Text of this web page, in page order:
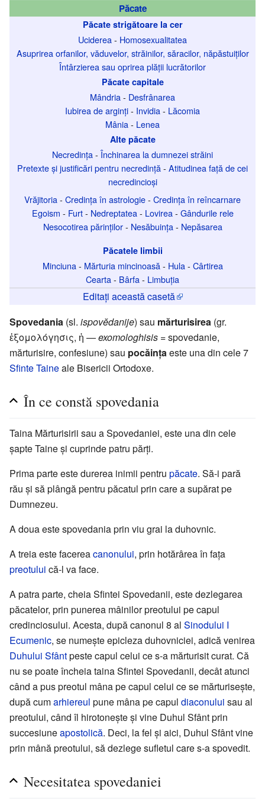
Păcate
Păcate strigătoare la cer
Uciderea- Homosexualitatea
Asuprirea orfanilor, văduvelor, străinilor, săracilor, năpăstuiților
Întârzierea sau oprirea plății lucrătorilor
Păcate capitale
Mândria- Desfrânarea
Iubirea de arginți- Invidia- Lăcomia
Mânia- Lenea
Alte păcate
Necredința- Închinarea la dumnezei străini
Pretexte și justificări pentru necredință- Atitudinea față de cei
necredincioși
Vrăjitoria- Credința în astrologie- Credința în reîncarnare
Egoism - Furt- Nedreptatea- Lovirea- Gândurile rele
Nesocotirea părinților- Nesăbuința- Nepăsarea
Păcatele limbii
Minciuna- Mărturia mincinoasă- Hula- Cârtirea
Cearta- Bârfa- Limbuția
Editați această casetă
Spovedania (sl. ispovĕdanije) sau mărturisirea (gr.
ἐξομολόγησις, ἡ —exomologhisis = spovedanie,
mărturisire, confesiune) sau pocăința este una din cele 7
Sfinte Taineale Bisericii Ortodoxe.
În ce constă spovedania
Taina Mărturisirii sau a Spovedaniei, este una din cele
șapte Taine și cuprinde patru părți.
Prima parte este durerea inimii pentru păcate. Să-i pară
rău și să plângă pentru păcatul prin care a supărat pe
Dumnezeu.
A doua este spovedania prin viu grai la duhovnic.
A treia este facereacanonului, prin hotărârea în fața
preotului că-l va face.
A patra parte, cheia Sfintei Spovedanii, este dezlegarea
păcatelor, prin punerea mâinilor preotului pe capul
credinciosului. Acesta, după canonul 8 al Sinodului I
Ecumenic, se numește epicleza duhovniciei, adică venirea
Duhului Sfântpeste capul celui ce s-a mărturisit curat. Că
nu se poate încheia taina Sfintei Spovedanii, decât atunci
când a pus preotul mâna pe capul celui ce se mărturisește,
după cumarhiereul pune mâna pe capul diaconului sau al
preotului, când îl hirotonește și vine Duhul Sfânt prin
succesiuneapostolică. Deci, la fel și aici, Duhul Sfânt vine
prin mână preotului, să dezlege sufletul care s-a spovedit.
Necesitatea spovedaniei